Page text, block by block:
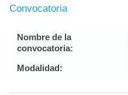
Convocatoria
Nombre de la
convocatoria:
Modalidad: